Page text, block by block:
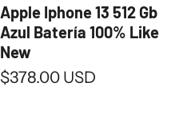
Apple Iphone 13 512 Gb
Azul Batería 100% Like
New
Precio normal
$378.00 USD